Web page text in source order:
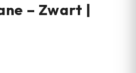
– Zwart |